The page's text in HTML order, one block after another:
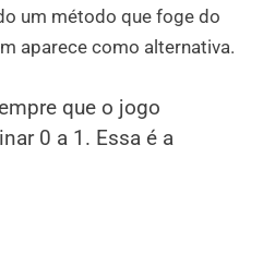
um método que foge do
aparece como alternativa.
que o jogo
0 a 1. Essa é a